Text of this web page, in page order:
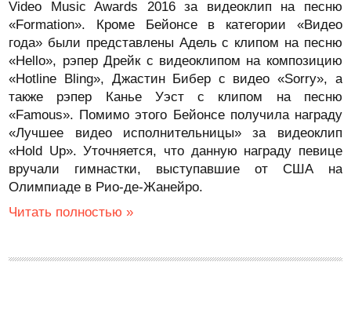
Video Music Awards 2016 за видеоклип на песню
«Formation». Кроме Бейонсе в категории «Видео
года» были представлены Адель с клипом на песню
«Hello», рэпер Дрейк с видеоклипом на композицию
«Hotline Bling», Джастин Бибер с видео «Sorry», а
также рэпер Канье Уэст с клипом на песню
«Famous». Помимо этого Бейонсе получила награду
«Лучшее видео исполнительницы» за видеоклип
«Hold Up». Уточняется, что данную награду певице
вручали гимнастки, выступавшие от США на
Олимпиаде в Рио-де-Жанейро.
Читать полностью »